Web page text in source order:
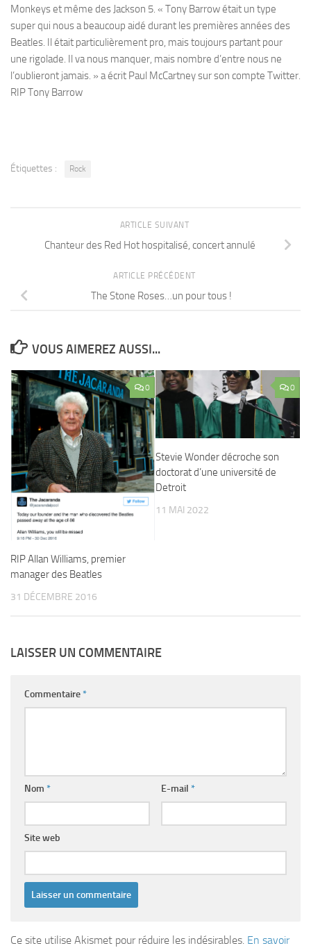
Monkeys et même des Jackson 5. « Tony Barrow était un type
super qui nous a beaucoup aidé durant les premières années des
Beatles. Il était particulièrement pro, mais toujours partant pour
une rigolade. Il va nous manquer, mais nombre d’entre nous ne
l’oublieront jamais. » a écrit Paul McCartney sur son compte Twitter.
RIP Tony Barrow
Étiquettes : Rock
ARTICLE SUIVANT
Chanteur des Red Hot hospitalisé, concert annulé
ARTICLE PRÉCÉDENT
The Stone Roses…un pour tous !
VOUS AIMEREZ AUSSI...
0
RIP Allan Williams, premier
manager des Beatles
31 DÉCEMBRE 2016
0
Stevie Wonder décroche son
doctorat d’une université de
Detroit
11 MAI 2022
LAISSER UN COMMENTAIRE
Commentaire*
Nom * E-mail *
Site web
Ce site utilise Akismet pour réduire les indésirables. En savoir